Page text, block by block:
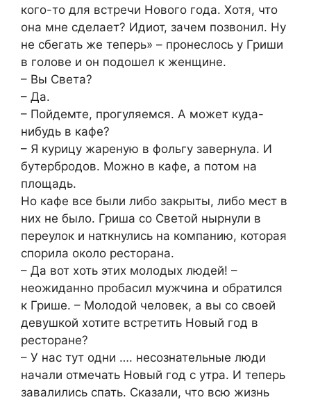
кого-то для встречи Нового года. Хотя, что
она мне сделает? Идиот, зачем позвонил. Ну
не сбегать же теперь» – пронеслось у Гриши
в голове и он подошел к женщине.
– Вы Света?
– Да.
– Пойдемте, прогуляемся. А может куда-
нибудь в кафе?
– Я курицу жареную в фольгу завернула. И
бутербродов. Можно в кафе, а потом на
площадь.
Но кафе все были либо закрыты, либо мест в
них не было. Гриша со Светой нырнули в
переулок и наткнулись на компанию, которая
спорила около ресторана.
– Да вот хоть этих молодых людей! –
неожиданно пробасил мужчина и обратился
к Грише. – Молодой человек, а вы со своей
девушкой хотите встретить Новый год в
ресторане?
– У нас тут одни …. несознательные люди
начали отмечать Новый год с утра. И теперь
завалились спать. Сказали, что всю жизнь